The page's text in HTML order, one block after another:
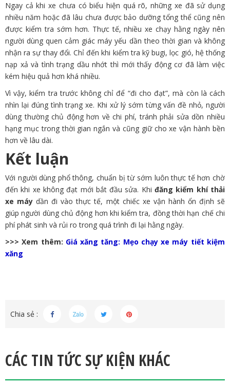
Ngay cả khi xe chưa có biểu hiện quá rõ, những xe đã sử dụng
nhiều năm hoặc đã lâu chưa được bảo dưỡng tổng thể cũng nên
được kiểm tra sớm hơn. Thực tế, nhiều xe chạy hằng ngày nên
người dùng quen cảm giác máy yếu dần theo thời gian và không
nhận ra sự thay đổi. Chỉ đến khi kiểm tra kỹ bugi, lọc gió, hệ thống
nạp xả và tình trạng dầu nhớt thì mới thấy động cơ đã làm việc
kém hiệu quả hơn khá nhiều.
Vì vậy, kiểm tra trước không chỉ để “đi cho đạt”, mà còn là cách
nhìn lại đúng tình trạng xe. Khi xử lý sớm từng vấn đề nhỏ, người
dùng thường chủ động hơn về chi phí, tránh phải sửa dồn nhiều
hạng mục trong thời gian ngắn và cũng giữ cho xe vận hành bền
hơn về lâu dài.
Kết luận
Với người dùng phổ thông, chuẩn bị từ sớm luôn thực tế hơn chờ
đến khi xe không đạt mới bắt đầu sửa. Khiđăng kiểm khí thải
xe máy dần đi vào thực tế, một chiếc xe vận hành ổn định sẽ
giúp người dùng chủ động hơn khi kiểm tra, đồng thời hạn chế chi
phí phát sinh và rủi ro trong quá trình đi lại hằng ngày.
>>> Xem thêm: Giá xăng tăng: Mẹo chạy xe máy tiết kiệm
xăng
Chia sẻ :
CÁC TIN TỨC SỰ KIỆN KHÁC